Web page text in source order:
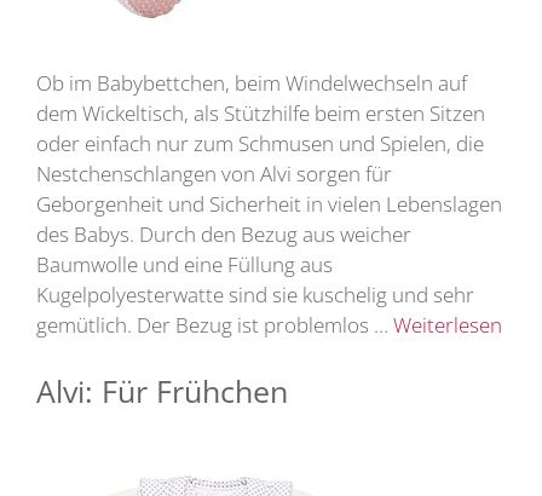
Ob im Babybettchen, beim Windelwechseln auf
dem Wickeltisch, als Stützhilfe beim ersten Sitzen
oder einfach nur zum Schmusen und Spielen, die
Nestchenschlangen von Alvi sorgen für
Geborgenheit und Sicherheit in vielen Lebenslagen
des Babys. Durch den Bezug aus weicher
Baumwolle und eine Füllung aus
Kugelpolyesterwatte sind sie kuschelig und sehr
gemütlich. Der Bezug ist problemlos … Weiterlesen
Alvi: Für Frühchen